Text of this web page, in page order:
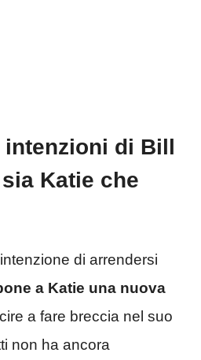
di Bill
Katie che
di arrendersi
a Katie una nuova
a fare breccia nel suo
non ha ancora